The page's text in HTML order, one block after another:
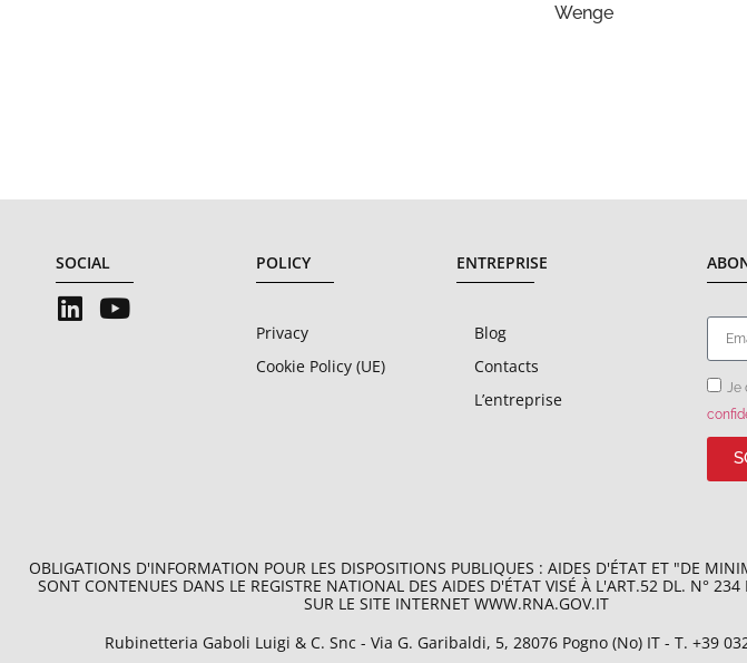
Wenge
SOCIAL POLICY
Privacy
Cookie Policy (UE)
ENTREPRISE
Blog
Contacts
L’entreprise
Je
OBLIGATIONS D'INFORMATION POUR LES DISPOSITIONS PUBLIQUES : AIDES D'ÉTAT ET "DE
SONT CONTENUES DANS LE REGISTRE NATIONAL DES AIDES D'ÉTAT VISÉ À L'ART.52 DL. N° 234
SUR LE SITE INTERNET WWW.RNA.GOV.IT​
Rubinetteria Gaboli Luigi & C. Snc - Via G. Garibaldi, 5, 28076 Pogno (No) IT - T. +39